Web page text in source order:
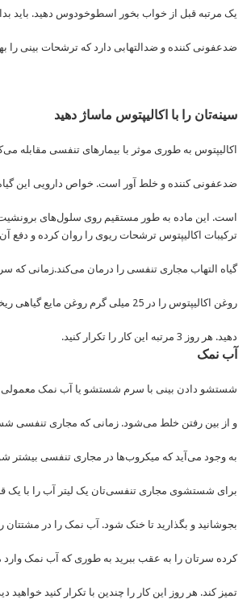
یک مرتبه قبل از خواب بخور اسطوخودوس دهید. باید
ضدعفونی کننده و ضدالتهابی دارد که ترشحات بینی را
سینه‌تان را با اکالیپتوس ماساژ دهید
اکالیپتوس به طوری موثر با بیمارهای تنفسی مقابله
ضدعفونی کننده و خلط آور است. خواص دارویی این گیاه
است. این ماده به طور مستقیم روی سلول‌های برونشیت
ترکیبات اکالیپتوس ترشحات ریوی را روان کرده و دفع
گیاه التهاب مجاری تنفسی را درمان می‌کند.زمانی که سرما
روغن اکالیپتوس را در 25 میلی گرم روغن مایع گیاهی ریخته و سینه‌تان را با آن ماساژ
دهید. هر روز 3 مرتبه این کار را تکرار کنید.
آب نمک
شستشو دادن بینی با سرم شستشو یا آب نمک معمولی
و از بین رفتن خلط می‌شود. زمانی که مجاری تنفسی
به وجود می‌آید که میکروب‌ها در مجاری تنفسی بیشتر
برای شستشوی مجاری تنفسی‌تان یک لیتر آب را با
بجوشانید و بگذارید تا خنک شود. آب نمک را در مشتتان
کرده سرتان را به عقب ببرید به طوری که آب نمک وارد
تمیز کند. هر روز این کار را چندین با تکرار کنید خواهید